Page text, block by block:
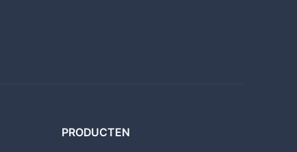
PRODUCTEN